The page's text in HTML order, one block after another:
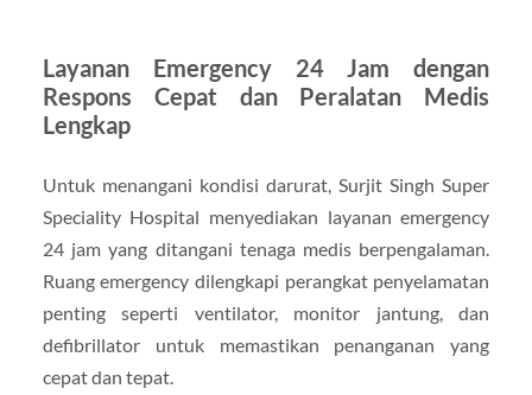
Layanan Emergency 24 Jam dengan
Respons Cepat dan Peralatan Medis
Lengkap
Untuk menangani kondisi darurat, Surjit Singh Super
Speciality Hospital menyediakan layanan emergency
24 jam yang ditangani tenaga medis berpengalaman.
Ruang emergency dilengkapi perangkat penyelamatan
penting seperti ventilator, monitor jantung, dan
defibrillator untuk memastikan penanganan yang
cepat dan tepat.